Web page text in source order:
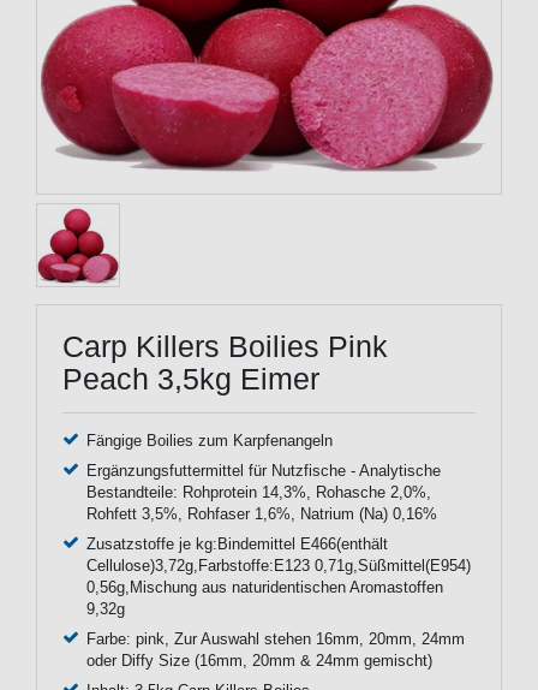
Carp Killers Boilies Pink
Peach 3,5kg Eimer
Fängige Boilies zum Karpfenangeln
Ergänzungsfuttermittel für Nutzfische - Analytische
Bestandteile: Rohprotein 14,3%, Rohasche 2,0%,
Rohfett 3,5%, Rohfaser 1,6%, Natrium (Na) 0,16%
Zusatzstoffe je kg:Bindemittel E466(enthält
Cellulose)3,72g,Farbstoffe:E123 0,71g,Süßmittel(E954)
0,56g,Mischung aus naturidentischen Aromastoffen
9,32g
Farbe: pink, Zur Auswahl stehen 16mm, 20mm, 24mm
oder Diffy Size (16mm, 20mm & 24mm gemischt)